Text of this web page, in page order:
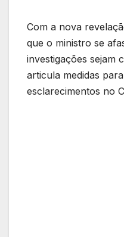
Com a nova
que o ministro se
investigações sejam
articula medidas
esclarecimentos no